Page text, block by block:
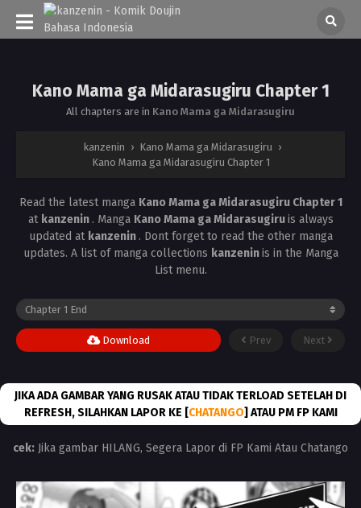
Kano Mama ga Midarasugiru Chapter 1
All chapters are in Kano Mama ga Midarasugiru
kanzenin › Kano Mama ga Midarasugiru ›
Kano Mama ga Midarasugiru Chapter 1
Read the latest manga Kano Mama ga Midarasugiru Chapter 1
at kanzenin . Manga Kano Mama ga Midarasugiruis always
updated at kanzenin . Dont forget to read the other manga
updates. A list of manga collections kanzeninis in the Manga
List menu.
Prev Next
Download
JIKA ADA GAMBAR YANG RUSAK ATAU TIDAK TERLOAD SETELAH DI
REFRESH, SILAHKAN LAPOR KE [CHATANGO] ATAU PM FP KAMI
cek: Jika gambar HILANG, Segera Lapor di FP Kami Atau Chatango